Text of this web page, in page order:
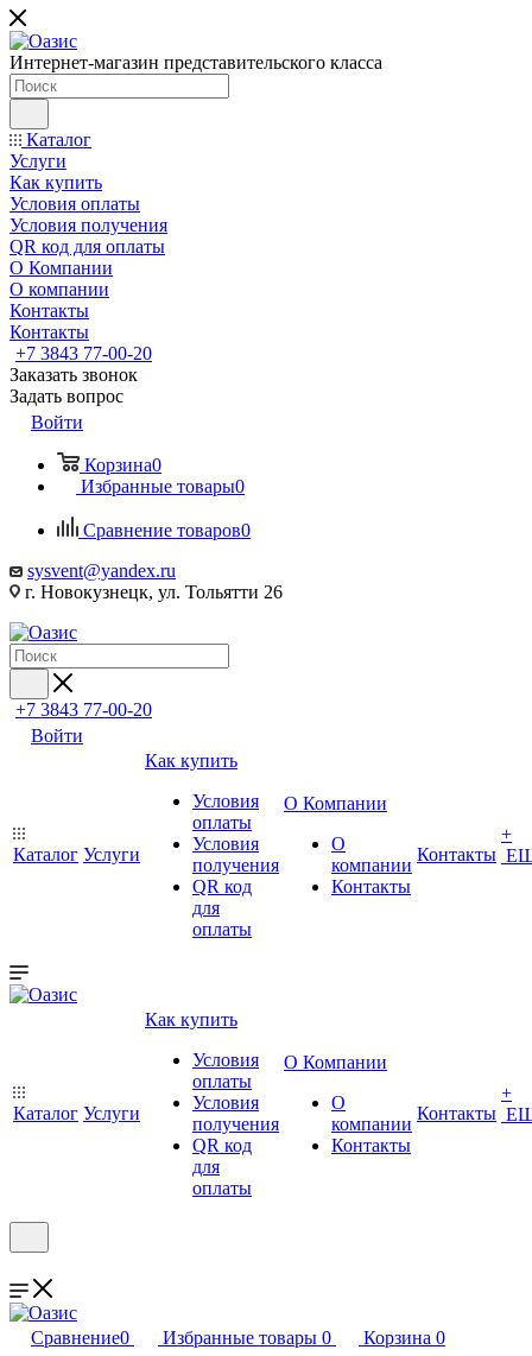
Интернет-магазин представительского класса
Каталог
Услуги
Как купить
Условия оплаты
Условия получения
QR код для оплаты
О Компании
О компании
Контакты
Контакты
+7 3843 77-00-20
Заказать звонок
Задать вопрос
Войти
Корзина0
Избранные товары0
Сравнение товаров0
sysvent@yandex.ru
г. Новокузнецк, ул. Тольятти 26
+7 3843 77-00-20
Войти
Каталог Услуги
Как купить
Условия
оплаты
Условия
получения
QR код
для
оплаты
О Компании
О
компании
Контакты
Контакты
+
Каталог Услуги
Как купить
Условия
оплаты
Условия
получения
QR код
для
оплаты
О Компании
О
компании
Контакты
Контакты
+
Сравнение0 Избранные товары 0 Корзина 0